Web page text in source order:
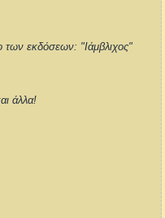
των εκδόσεων: "Ιάμβλιχος"
άλλα!